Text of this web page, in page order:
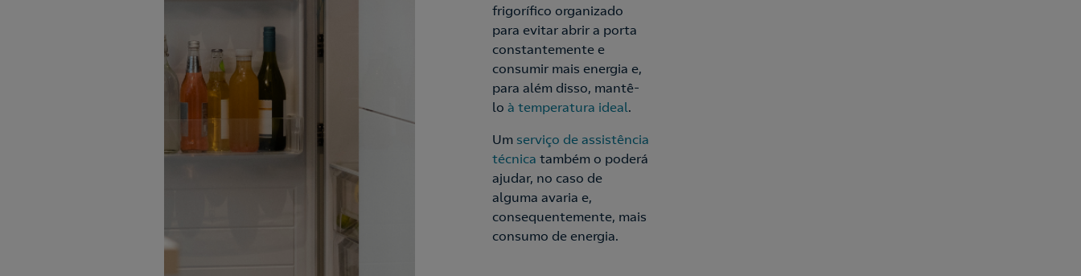
frigorífico organizado
para evitar abrir a porta
constantemente e
consumir mais energia e,
para além disso, mantê-
lo à temperatura ideal.
Um serviço de assistência
técnica também o poderá
ajudar, no caso de
alguma avaria e,
consequentemente, mais
consumo de energia.